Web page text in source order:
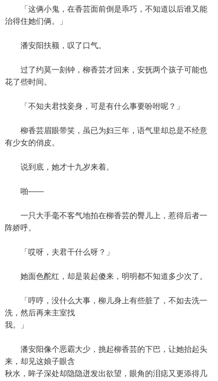
「这俩小鬼，在香芸面前倒是乖巧，不知道以后谁又能
治得住她们俩。」
潘安阳扶额，叹了口气。
过了约莫一刻钟，柳香芸才回来，安抚两个孩子可能也
花了些时间。
「不知夫君找妾身，可是有什么事要吩咐呢？」
柳香芸眉眼带笑，虽已为妇三年，语气里却总是不经意
有少女的俏皮。
说到底，她才十九岁来着。
啪——
一只大手毫不客气地拍在柳香芸的臀儿上，惹得后者一
阵娇呼。
「哎呀，夫君干什么呀？」
她面色酡红，却是装起傻来，明明都不知道多少次了。
「哼哼，没什么大事，柳儿身上有些脏了，不如去洗一
洗，然后再来主室找
我。」
潘安阳像个恶霸大少，挑起柳香芸的下巴，让她抬起头
来，却见这娘子眼含
秋水，眸子深处却隐隐迸发出欲望，眼角的泪痣又更添得几